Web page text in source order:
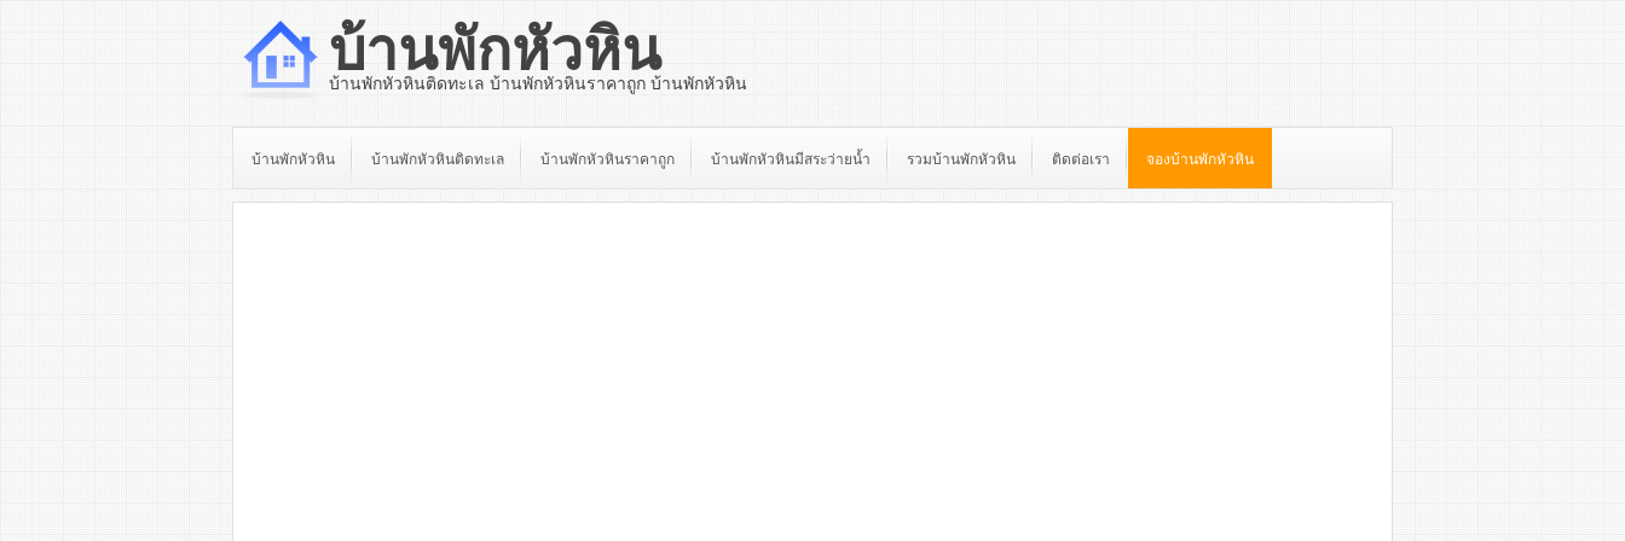
บ้านพักหัวหิน
บ้านพักหัวหินติดทะเล บ้านพักหัวหินราคาถูก บ้านพักหัวหิน
บ้านพักหัวหิน บ้านพักหัวหินติดทะเล บ้านพักหัวหินราคาถูก บ้านพักหัวหินมีสระว่ายน้ำ รวมบ้านพักหัวหิน ติดต่อเรา จองบ้านพักหัวหิน